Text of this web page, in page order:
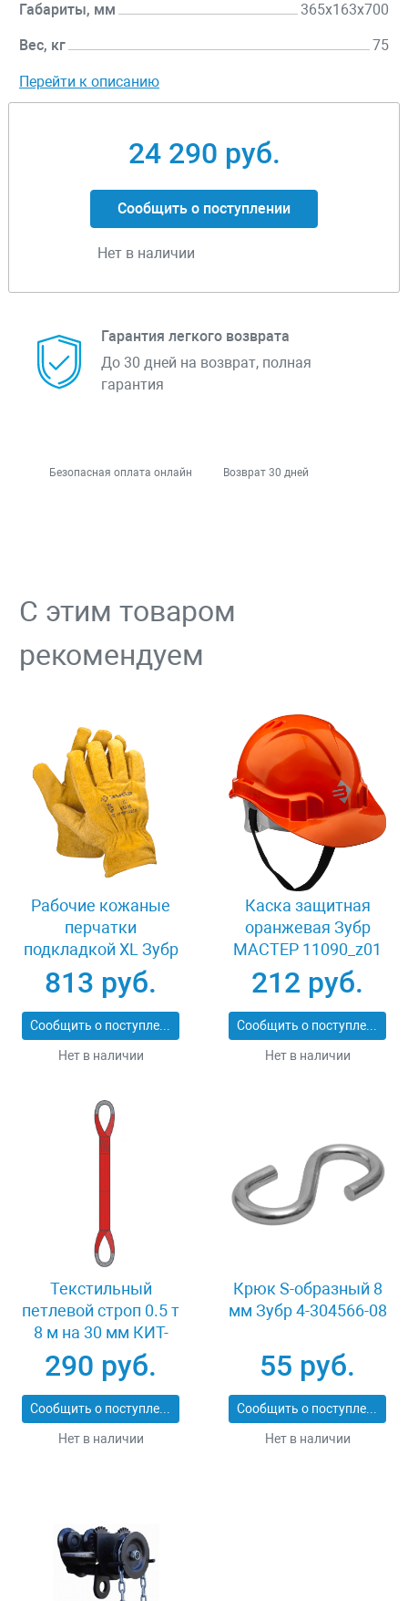
Габариты, мм 365x163x700
Вес, кг 75
Перейти к описанию
24 290 руб.
Сообщить о поступлении
Нет в наличии
Гарантия легкого возврата
До 30 дней на возврат, полная
гарантия
Безопасная оплата онлайн Возврат 30 дней
С этим товаром
рекомендуем
Рабочие кожаные
перчатки
подкладкой XL Зубр
МАСТЕР 1135-XL
813 руб.
Сообщить о поступлении
Нет в наличии
Каска защитная
оранжевая Зубр
МАСТЕР 11090_z01
212 руб.
Сообщить о поступлении
Нет в наличии
Текстильный
петлевой строп 0.5 т
8 м на 30 мм КИТ-
СТП-0.5-8
290 руб.
Сообщить о поступлении
Нет в наличии
Крюк S-образный 8
мм Зубр 4-304566-08
55 руб.
Сообщить о поступлении
Нет в наличии